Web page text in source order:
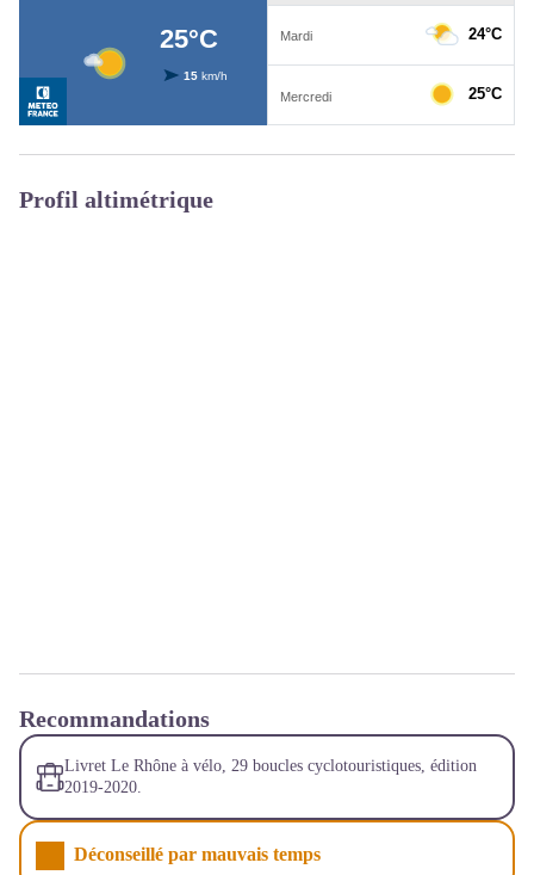
Profil altimétrique
Recommandations
Livret Le Rhône à vélo, 29 boucles cyclotouristiques, édition
2019-2020.
Déconseillé par mauvais temps